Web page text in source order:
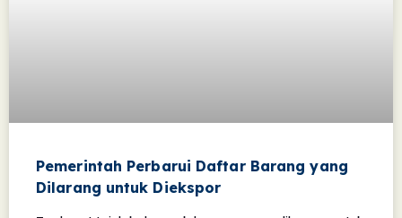
Pemerintah Perbarui Daftar Barang yang
Dilarang untuk Diekspor